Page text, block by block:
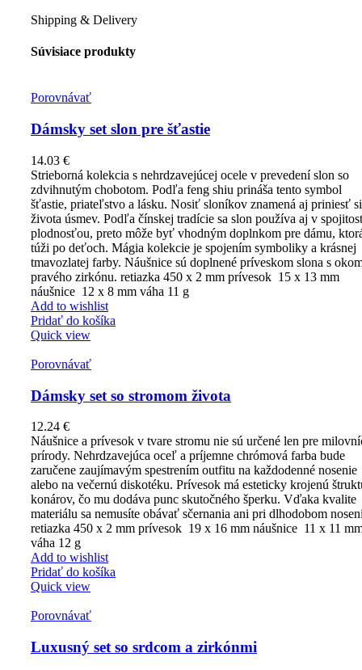
Shipping & Delivery
Súvisiace produkty
Porovnávať
Dámsky set slon pre šťastie
14.03 €
Strieborná kolekcia s nehrdzavejúcej ocele v prevedení slon so
zdvihnutým chobotom. Podľa feng shiu prináša tento symbol
šťastie, priateľstvo a lásku. Nosiť sloníkov znamená aj priniesť
života úsmev. Podľa čínskej tradície sa slon používa aj v
plodnosťou, preto môže byť vhodným doplnkom pre dámu,
túži po deťoch. Mágia kolekcie je spojením symboliky a krásnej
tmavozlatej farby. Náušnice sú doplnené príveskom slona s
pravého zirkónu. retiazka 450 x 2 mm prívesok 15 x 13 mm
náušnice 12 x 8 mm váha 11 g
Add to wishlist
Pridať do košíka
Quick view
Porovnávať
Dámsky set so stromom života
12.24 €
Náušnice a prívesok v tvare stromu nie sú určené len pre
prírody. Nehrdzavejúca oceľ a príjemne chrómová farba bude
zaručene zaujímavým spestrením outfitu na každodenné nosenie
alebo na večernú diskotéku. Prívesok má esteticky krojenú
konárov, čo mu dodáva punc skutočného šperku. Vďaka kvalite
materiálu sa nemusíte obávať sčernania ani pri dlhodobom
retiazka 450 x 2 mm prívesok 19 x 16 mm náušnice 11 x 11
váha 12 g
Add to wishlist
Pridať do košíka
Quick view
Porovnávať
Luxusný set so srdcom a zirkónmi